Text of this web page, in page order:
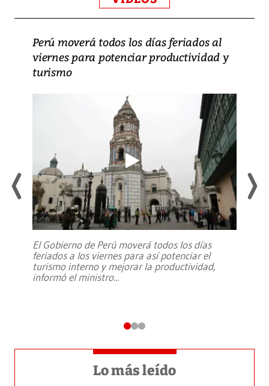
Perú moverá todos los días feriados al
viernes para potenciar productividad y
turismo
El Gobierno de Perú moverá todos los días
feriados a los viernes para así potenciar el
turismo interno y mejorar la productividad,
informó el ministro...
Lo más leído